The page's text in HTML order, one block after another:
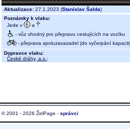
Aktualizace: 27.1.2023 (Stanislav Šalda)
Poznámky k vlaku:
Jede v
a
- vůz vhodný pro přepravu cestujících na vozíku
- přeprava spoluzavazadel (do vyčerpání
Dopravce vlaku:
České dráhy, a.s. ;
© 2001 - 2026 ŽelPage - správci